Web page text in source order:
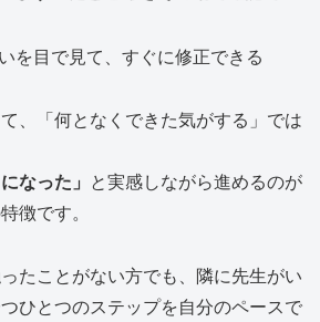
を目で見て、すぐに修正できる
、「何となくできた気がする」では
なった」 と実感しながら進めるのが
徴です。
たことがない方でも、隣に先生がい
ひとつのステップを自分のペースで